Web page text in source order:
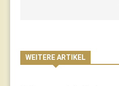
WEITERE ARTIKEL